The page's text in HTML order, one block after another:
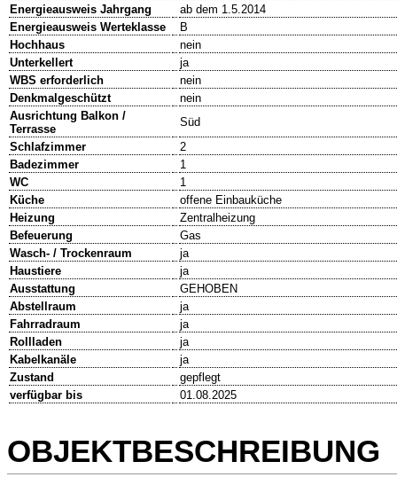
Energieausweis Jahrgang
ab dem 1.5.2014
Energieausweis Werteklasse
B
Hochhaus
nein
Unterkellert
ja
WBS erforderlich
nein
Denkmalgeschützt
nein
Ausrichtung Balkon /
Terrasse
Süd
Schlafzimmer
2
Badezimmer
1
WC
1
Küche
offene Einbauküche
Heizung
Zentralheizung
Befeuerung
Gas
Wasch- / Trockenraum
ja
Haustiere
ja
Ausstattung
GEHOBEN
Abstellraum
ja
Fahrradraum
ja
Rollladen
ja
Kabelkanäle
ja
Zustand
gepflegt
verfügbar bis
01.08.2025
OBJEKTBESCHREIBUNG